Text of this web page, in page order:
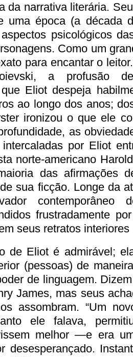
da narrativa literária.
uma época (a década
psicológicos
Como um
para encantar o
a profusão
Eliot despeja
ao longo dos anos;
ironizou o que ele
as
intercaladas por Eliot
norte-americano
das afirmações
sua ficção. Longe da
contemporâneo
frustradamente
seus retratos
de Eliot é admirável;
(pessoas) de
de linguagem.
James, mas seus
assombram. “Um
ele falava,
melhor —e era
desesperançado.